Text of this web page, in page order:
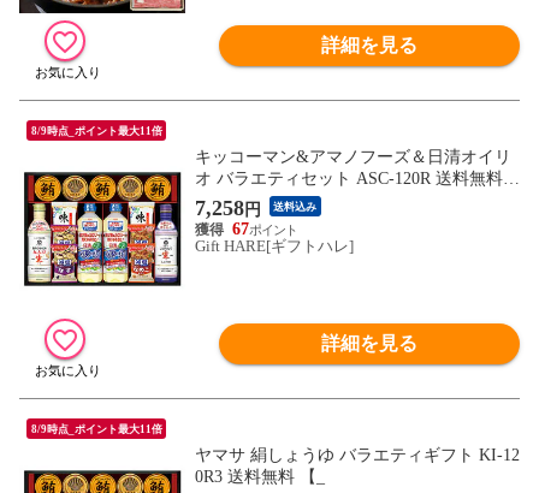
詳細を見る
8/9時点_ポイント最大11倍
キッコーマン&アマノフーズ＆日清オイリ
オ バラエティセット ASC-120R 送料無料
【_
7,258円 送料込み
67
Gift HARE[ギフトハレ]
詳細を見る
8/9時点_ポイント最大11倍
ヤマサ 絹しょうゆ バラエティギフト KI-12
0R3 送料無料 【_